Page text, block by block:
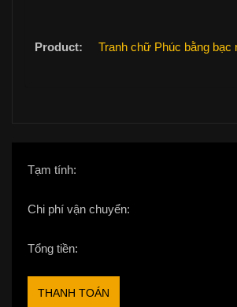
Tranh chữ Phúc bằng bạc
Tạm tính:
Chi phí vận chuyển:
Tổng tiền:
THANH TOÁN